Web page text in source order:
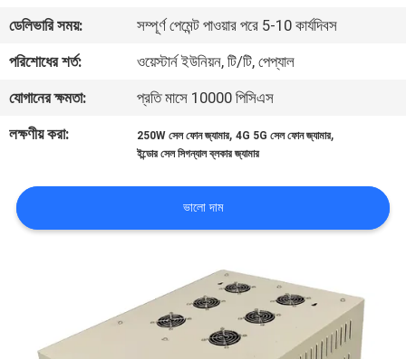
মান
নিয়ন্ত্রণ
যোগাযোগ
খবর
উদ্ধৃতির
ডেলিভারি সময়:
সম্পূর্ণ পেমেন্ট পাওয়ার পরে 5-10 কার্যদিবস
পরিশোধের শর্ত:
ওয়েস্টার্ন ইউনিয়ন, টি/টি, পেপ্যাল
যোগানের ক্ষমতা:
প্রতি মাসে 10000 পিসিএস
লক্ষণীয় করা:
250W সেল ফোন জ্যামার,4G 5G সেল ফোন জ্যামার,
ইন্ডোর সেল সিগন্যাল ব্লকার জ্যামার
ভালো দাম